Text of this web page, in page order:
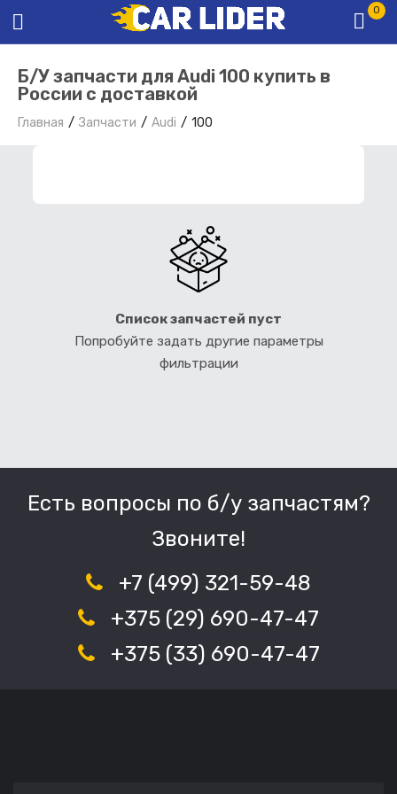
0
Б/У запчасти для Audi 100 купить в
России с доставкой
Главная Запчасти Audi 100
Список запчастей пуст
Попробуйте задать другие параметры
фильтрации
Есть вопросы по б/у запчастям?
Звоните!
+7 (499) 321-59-48
+375 (29) 690-47-47
+375 (33) 690-47-47